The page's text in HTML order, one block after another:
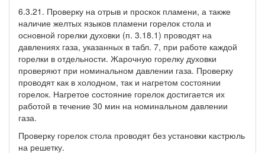
6.3.21. Проверку на отрыв и проскок пламени, а также
наличие желтых языков пламени горелок стола и
основной горелки духовки (п. 3.18.1) проводят на
давлениях газа, указанных в табл. 7, при работе каждой
горелки в отдельности. Жарочную горелку духовки
проверяют при номинальном давлении газа. Проверку
проводят как в холодном, так и нагретом состоянии
горелок. Нагретое состояние горелок достигается их
работой в течение 30 мин на номинальном давлении
газа.
Проверку горелок стола проводят без установки кастрюль
на решетку.